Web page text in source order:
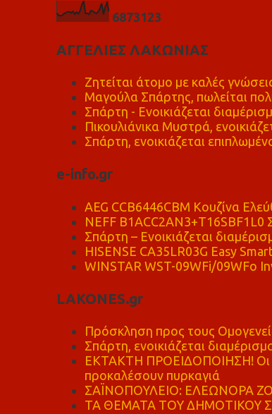
6873123
ΑΓΓΕΛΙΕΣ ΛΑΚΩΝΙΑΣ
Ζητείται άτομο με καλές
Μαγούλα Σπάρτης, πωλείται
Σπάρτη - Ενοικιάζεται
Πικουλιάνικα Μυστρά,
Σπάρτη, ενοικιάζεται
e-info.gr
AEG CCB6446CBM Κουζίνα
NEFF B1ACC2AN3+T16SBF1L0
Σπάρτη – Ενοικιάζεται
HISENSE CA35LR03G Easy
WINSTAR WST-09WFi/09WFo
LAKONES.gr
Πρόσκληση προς τους
Σπάρτη, ενοικιάζεται
ΕΚΤΑΚΤΗ ΠΡΟΕΙΔΟΠΟΙΗΣΗ! Οι
προκαλέσουν πυρκαγιά
ΣΑΪΝΟΠΟΥΛΕΙΟ: ΕΛΕΩΝΟΡΑ
ΤΑ ΘΕΜΑΤΑ ΤΟΥ ΔΗΜΟΤΙΚΟΥ